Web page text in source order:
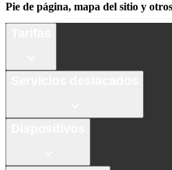
Pie de página, mapa del sitio y